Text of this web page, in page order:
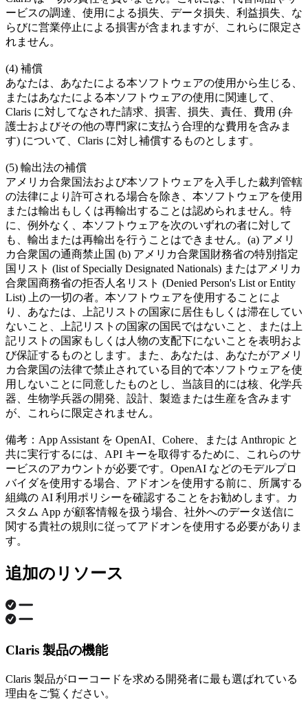
ービスの調達、使用による損失、データ損失、利益損失、な
らびに営業停止による損害が含まれますが、これらに限定さ
れません。
(4) 補償
あなたは、あなたによる本ソフトウェアの使用から生じる、
またはあなたによる本ソフトウェアの使用に関連して、
Claris に対してなされた請求、損害、損失、責任、費用 (弁
護士およびその他の専門家に支払う合理的な費用を含みま
す) について、Claris に対し補償するものとします。
(5) 輸出法の補償
アメリカ合衆国法および本ソフトウェアを入手した裁判管轄
の法律により許可される場合を除き、本ソフトウェアを使用
または輸出もしくは再輸出することは認められません。特
に、例外なく、本ソフトウェアを次のいずれの者に対して
も、輸出または再輸出を行うことはできません。(a) アメリ
カ合衆国の通商禁止国 (b) アメリカ合衆国財務省の特別指定
国リスト (list of Specially Designated Nationals) またはアメリカ
合衆国商務省の拒否人名リスト (Denied Person's List or Entity
List) 上の一切の者。本ソフトウェアを使用することによ
り、あなたは、上記リストの国家に居住もしくは滞在してい
ないこと、上記リストの国家の国民ではないこと、または上
記リストの国家もしくは人物の支配下にないことを表明およ
び保証するものとします。また、あなたは、あなたがアメリ
カ合衆国の法律で禁止されている目的で本ソフトウェアを使
用しないことに同意したものとし、当該目的には核、化学兵
器、生物学兵器の開発、設計、製造または生産を含みます
が、これらに限定されません。
備考：App Assistant を OpenAI、Cohere、または Anthropic と
共に実行するには、API キーを取得するために、これらのサ
ービスのアカウントが必要です。OpenAI などのモデルプロ
バイダを使用する場合、アドオンを使用する前に、所属する
組織の AI 利用ポリシーを確認することをお勧めします。カ
スタム App が顧客情報を扱う場合、社外へのデータ送信に
関する貴社の規則に従ってアドオンを使用する必要がありま
す。
追加のリソース
Claris 製品の機能
Claris 製品がローコードを求める開発者に最も選ばれている
理由をご覧ください。